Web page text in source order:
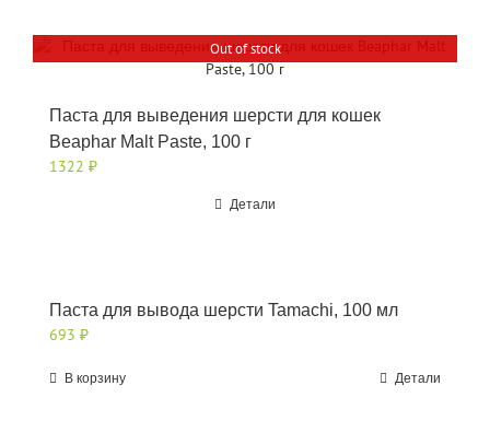
Out of stock
Паста для выведения шерсти для кошек
Beaphar Malt Paste, 100 г
1322 ₽
Детали
Паста для вывода шерсти Tamachi, 100 мл
693 ₽
В корзину Детали